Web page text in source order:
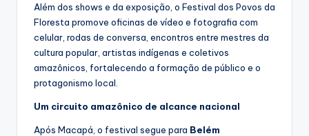
Além dos shows e da exposição, o Festival dos Povos da
Floresta promove oficinas de vídeo e fotografia com
celular, rodas de conversa, encontros entre mestres da
cultura popular, artistas indígenas e coletivos
amazônicos, fortalecendo a formação de público e o
protagonismo local.
Um circuito amazônico de alcance nacional
Após Macapá, o festival segue para Belém